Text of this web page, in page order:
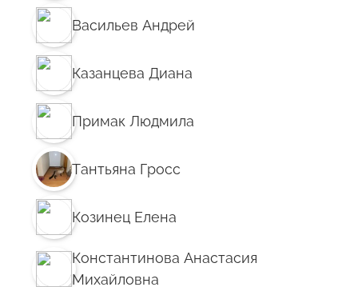
Васильев Андрей
Казанцева Диана
Примак Людмила
Тантьяна Гросс
Козинец Елена
Константинова Анастасия
Михайловна